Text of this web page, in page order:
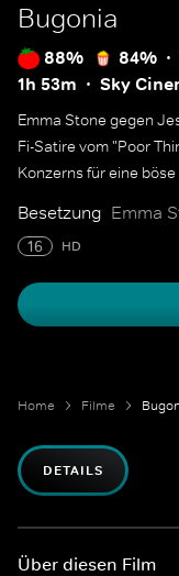
Bugonia
88% 84%
1h 53m
Sky
Emma Stone gegen
Fi-Satire vom "Poor
Konzerns für eine
Besetzung Emma
16 HD
Home Filme
DETAILS
Über diesen Film